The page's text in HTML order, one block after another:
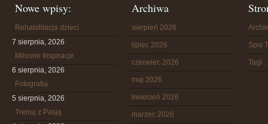
Nowe wpisy:
Rehabilitacja dzieci
7 sierpnia, 2026
Miłosne Inspiracje
6 sierpnia, 2026
Fotografia
5 sierpnia, 2026
Trenuj z Pasją
Archiwa
sierpień 2026
lipiec 2026
czerwiec 2026
maj 2026
kwiecień 2026
marzec 2026
Spis
Tagi